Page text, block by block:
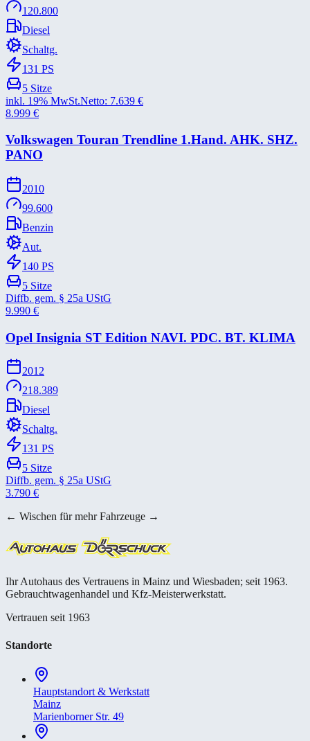
120.800
Diesel
Schaltg.
131 PS
5 Sitze
inkl. 19% MwSt.Netto: 7.639 €
8.999 €
Volkswagen Touran Trendline 1.Hand. AHK. SHZ.
PANO
2010
99.600
Benzin
Aut.
140 PS
5 Sitze
Diffb. gem. § 25a UStG
9.990 €
Opel Insignia ST Edition NAVI. PDC. BT. KLIMA
2012
218.389
Diesel
Schaltg.
131 PS
5 Sitze
Diffb. gem. § 25a UStG
3.790 €
← Wischen für mehr Fahrzeuge →
Ihr Autohaus des Vertrauens in Mainz und Wiesbaden; seit 1963.
Gebrauchtwagenhandel und Kfz-Meisterwerkstatt.
Vertrauen seit 1963
Standorte
Hauptstandort & Werkstatt
Mainz
Marienborner Str. 49